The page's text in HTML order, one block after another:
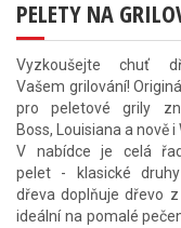
PELETY NA
Vyzkoušejte chuť
Vašem grilování!
pro peletové grily
Boss, Louisiana a nově i
V nabídce je celá
pelet - klasické
dřeva doplňuje dřevo
ideální na pomalé